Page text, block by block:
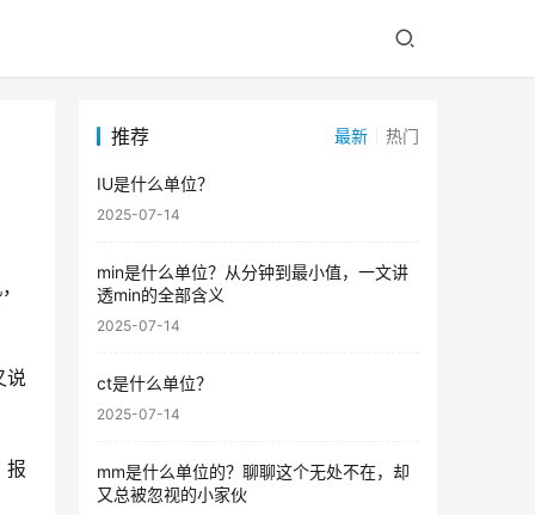
说
报
推荐 最新 热门
IU是什么单位？
2025-07-14
min是什么单位？从分钟到最小值，一文讲
透min的全部含义
2025-07-14
ct是什么单位？
2025-07-14
mm是什么单位的？聊聊这个无处不在，却
又总被忽视的小家伙